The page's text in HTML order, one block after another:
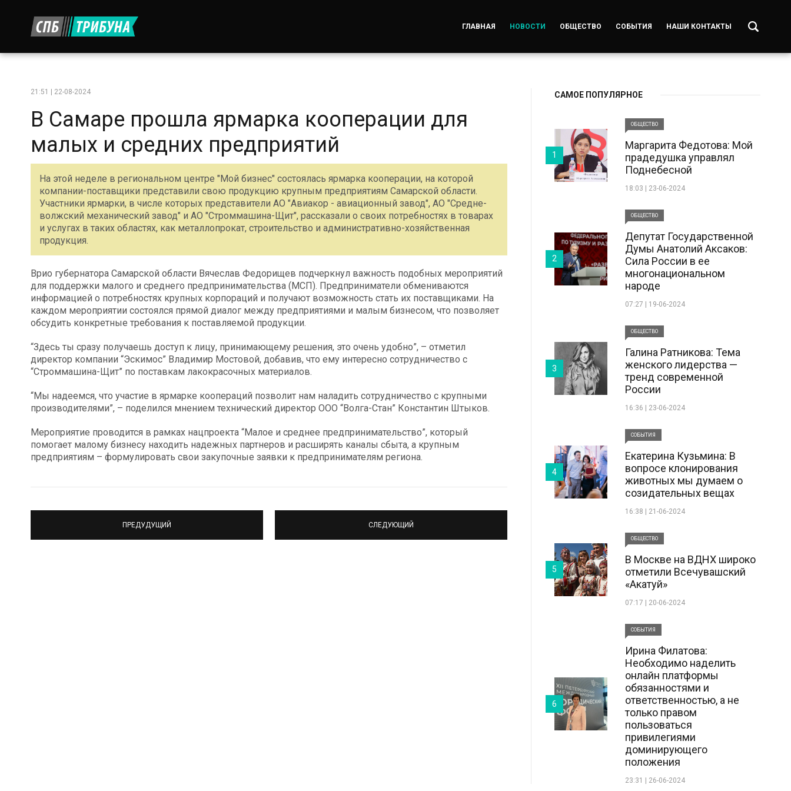
ГЛАВНАЯ НОВОСТИ ОБЩЕСТВО СОБЫТИЯ НАШИ КОНТАКТЫ
21:51 | 22-08-2024
В Самаре прошла ярмарка кооперации для
малых и средних предприятий
На этой неделе в региональном центре "Мой бизнес" состоялась ярмарка кооперации, на которой
компании-поставщики представили свою продукцию крупным предприятиям Самарской области.
Участники ярмарки, в числе которых представители АО "Авиакор - авиационный завод", АО "Средне-
волжский механический завод" и АО "Строммашина-Щит", рассказали о своих потребностях в товарах
и услугах в таких областях, как металлопрокат, строительство и административно-хозяйственная
продукция.
Врио губернатора Самарской области Вячеслав Федорищев подчеркнул важность подобных мероприятий
для поддержки малого и среднего предпринимательства (МСП). Предприниматели обмениваются
информацией о потребностях крупных корпораций и получают возможность стать их поставщиками. На
каждом мероприятии состоялся прямой диалог между предприятиями и малым бизнесом, что позволяет
обсудить конкретные требования к поставляемой продукции.
“Здесь ты сразу получаешь доступ к лицу, принимающему решения, это очень удобно”, – отметил
директор компании “Эскимос” Владимир Мостовой, добавив, что ему интересно сотрудничество с
“Строммашина-Щит” по поставкам лакокрасочных материалов.
“Мы надеемся, что участие в ярмарке коопераций позволит нам наладить сотрудничество с крупными
производителями”, – поделился мнением технический директор ООО “Волга-Стан” Константин Штыков.
Мероприятие проводится в рамках нацпроекта “Малое и среднее предпринимательство”, который
помогает малому бизнесу находить надежных партнеров и расширять каналы сбыта, а крупным
предприятиям – формулировать свои закупочные заявки к предпринимателям региона.
ПРЕДУДУЩИЙ СЛЕДУЮЩИЙ
САМОЕ ПОПУЛЯРНОЕ
ОБЩЕСТВО
Маргарита Федотова: Мой
прадедушка управлял
Поднебесной
18:03 | 23-06-2024
1
ОБЩЕСТВО
Депутат Государственной
Думы Анатолий Аксаков:
Сила России в ее
многонациональном
народе
07:27 | 19-06-2024
2
ОБЩЕСТВО
Галина Ратникова: Тема
женского лидерства —
тренд современной
России
16:36 | 23-06-2024
3
СОБЫТИЯ
Екатерина Кузьмина: В
вопросе клонирования
животных мы думаем о
созидательных вещах
16:38 | 21-06-2024
4
ОБЩЕСТВО
В Москве на ВДНХ широко
отметили Всечувашский
«Акатуй»
07:17 | 20-06-2024
5
СОБЫТИЯ
Ирина Филатова:
Необходимо наделить
онлайн платформы
обязанностями и
ответственностью, а не
только правом
пользоваться
привилегиями
доминирующего
положения
23:31 | 26-06-2024
6